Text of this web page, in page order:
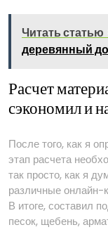
Читать статью
деревянный
Расчет
сэкономил и
После того, как я
этап расчета
так просто, как я
различные онлайн-
В итоге, составил
песок, щебень,